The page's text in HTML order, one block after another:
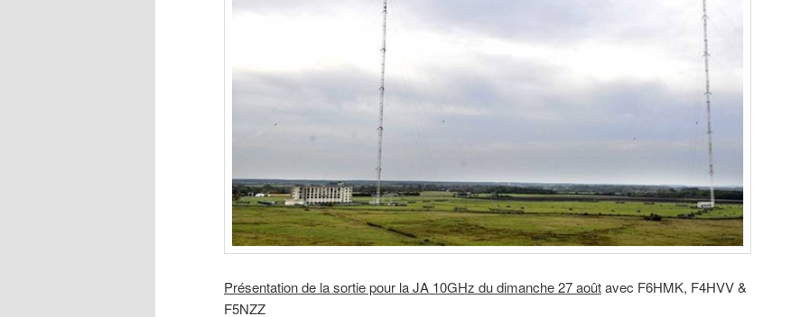
Présentation de la sortie pour la JA 10GHz du dimanche 27 aoûtavec F6HMK, F4HVV &
F5NZZ